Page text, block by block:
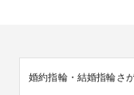
婚約指輪・結婚指輪さ